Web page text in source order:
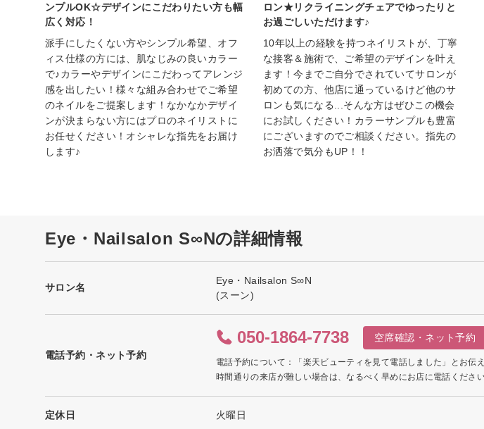
ンプルOK☆デザインにこだわりたい方も幅
広く対応！
派手にしたくない方やシンプル希望、オフ
ィス仕様の方には、肌なじみの良いカラー
で♪カラーやデザインにこだわってアレンジ
感を出したい！様々な組み合わせでご希望
のネイルをご提案します！なかなかデザイ
ンが決まらない方にはプロのネイリストに
お任せください！オシャレな指先をお届け
します♪
ロン★リクライニングチェアでゆったりと
お過ごしいただけます♪
10年以上の経験を持つネイリストが、丁寧
な接客＆施術で、ご希望のデザインを叶え
ます！今までご自分でされていてサロンが
初めての方、他店に通っているけど他のサ
ロンも気になる...そんな方はぜひこの機会
にお試しください！カラーサンプルも豊富
にございますのでご相談ください。指先の
お洒落で気分もUP！！
Eye・Nailsalon S∞Nの詳細情報
サロン名
Eye・Nailsalon S∞N
(スーン)
電話予約・ネット予約
050-1864-7738 空席確認・ネット予約
電話予約について：「楽天ビューティを見て電話しました」とお伝
時間通りの来店が難しい場合は、なるべく早めにお店に電話ください
定休日 火曜日